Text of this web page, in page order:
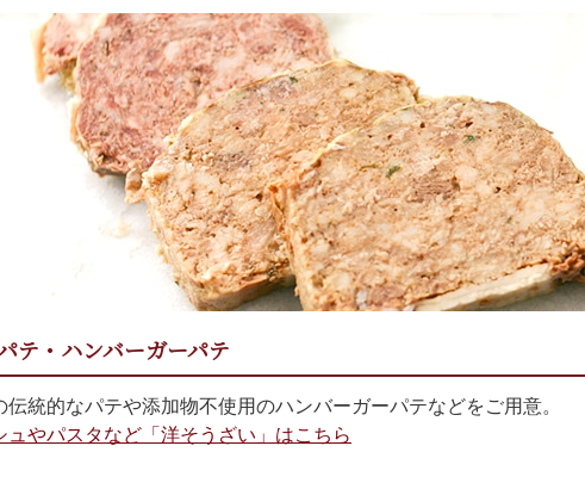
テ・ハンバーガーパテ
伝統的なパテや添加物不使用のハンバーガーパテなどをご用意。
ュやパスタなど「洋そうざい」はこちら